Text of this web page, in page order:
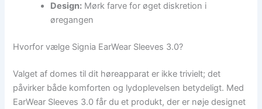
Design: Mørk farve for øget diskretion i
øregangen
Hvorfor vælge Signia EarWear Sleeves 3.0?
Valget af domes til dit høreapparat er ikke trivielt; det
påvirker både komforten og lydoplevelsen betydeligt. Med
EarWear Sleeves 3.0 får du et produkt, der er nøje designet